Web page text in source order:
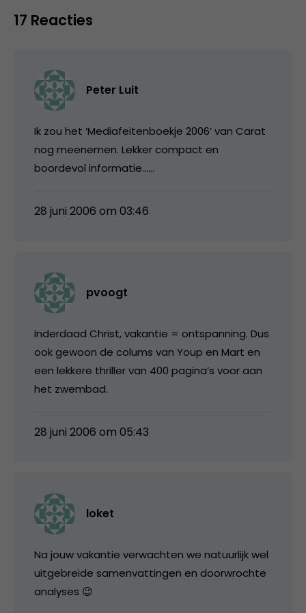
17 Reacties
Peter Luit
Ik zou het ‘Mediafeitenboekje 2006’ van Carat
nog meenemen. Lekker compact en
boordevol informatie……
28 juni 2006 om 03:46
pvoogt
Inderdaad Christ, vakantie = ontspanning. Dus
ook gewoon de colums van Youp en Mart en
een lekkere thriller van 400 pagina’s voor aan
het zwembad.
28 juni 2006 om 05:43
loket
Na jouw vakantie verwachten we natuurlijk wel
uitgebreide samenvattingen en doorwrochte
analyses 😉